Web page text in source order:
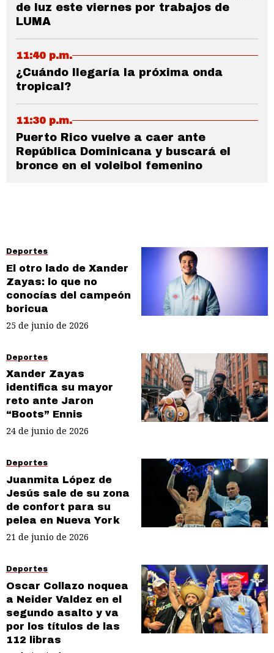
de luz este viernes por trabajos de
LUMA
11:40 p.m.
¿Cuándo llegaría la próxima onda
tropical?
11:30 p.m.
Puerto Rico vuelve a caer ante
República Dominicana y buscará el
bronce en el voleibol femenino
Deportes
El otro lado de Xander
Zayas: lo que no
conocías del campeón
boricua
25 de junio de 2026
Deportes
Xander Zayas
identifica su mayor
reto ante Jaron
“Boots” Ennis
24 de junio de 2026
Deportes
Juanmita López de
Jesús sale de su zona
de confort para su
pelea en Nueva York
21 de junio de 2026
Deportes
Oscar Collazo noquea
a Neider Valdez en el
segundo asalto y va
por los títulos de las
112 libras